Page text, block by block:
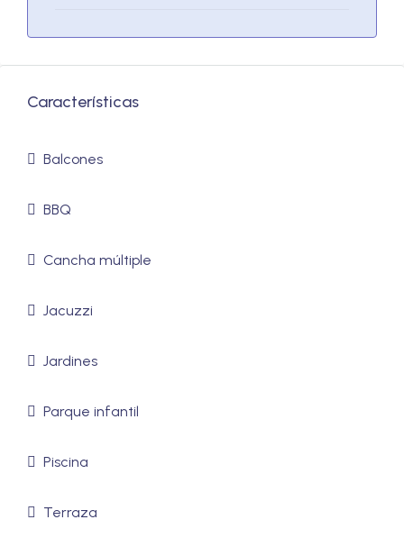
Características
Balcones
BBQ
Cancha múltiple
Jacuzzi
Jardines
Parque infantil
Piscina
Terraza